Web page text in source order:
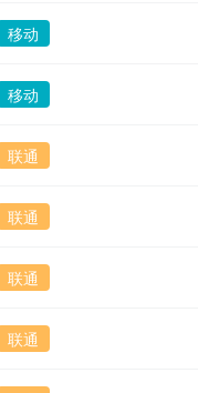
移动
移动
联通
联通
联通
联通